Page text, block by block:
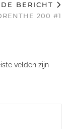
BERICHT
200 #1
velden zijn